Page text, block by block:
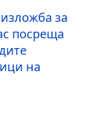
за
посреща
на